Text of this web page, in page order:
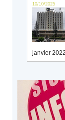
10/10/2025
janvier